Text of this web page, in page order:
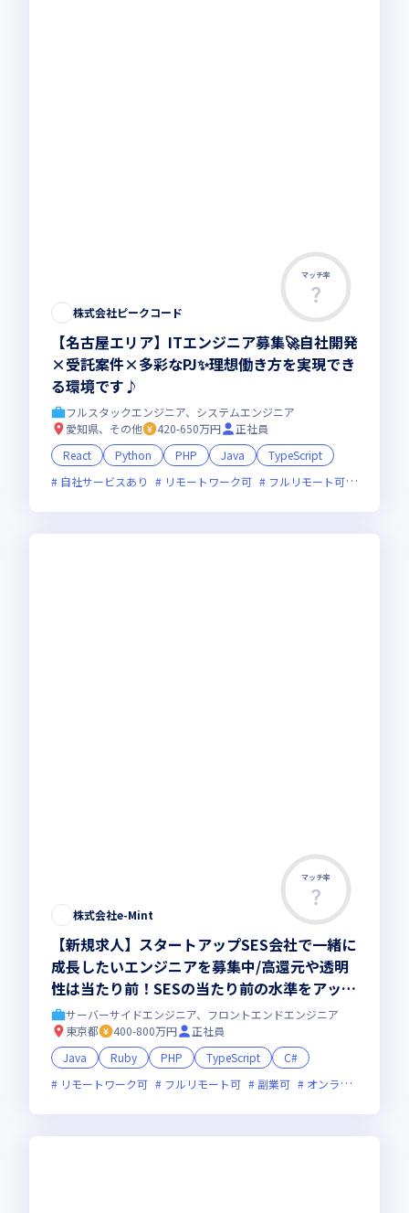
マッチ率
株式会社ピークコード
【名古屋エリア】ITエンジニア募集🚀自社開発
×受託案件×多彩なPJ✨理想働き方を実現でき
る環境です♪
フルスタックエンジニア、システムエンジニア
愛知県、その他
420-650万円
正社員
React
Python PHP Java
TypeScript
自社サービスあり
リモートワーク可 フルリモート可
マッチ率
株式会社e-Mint
【新規求人】スタートアップSES会社で一緒に
成長したいエンジニアを募集中/高還元や透明
性は当たり前！SESの当たり前の水準をアップ
デートしていきます
サーバーサイドエンジニア、フロントエンドエンジニア
東京都
400-800万円
正社員
Java
Ruby PHP TypeScript
C#
リモートワーク可
フルリモート可 副業可 オンライン選考可